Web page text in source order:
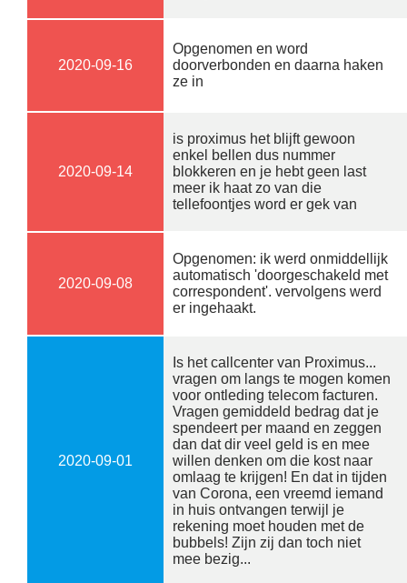
2020-09-16
Opgenomen en word
doorverbonden en daarna haken
ze in
2020-09-14
is proximus het blijft gewoon
enkel bellen dus nummer
blokkeren en je hebt geen last
meer ik haat zo van die
tellefoontjes word er gek van
2020-09-08
Opgenomen: ik werd onmiddellijk
automatisch 'doorgeschakeld met
correspondent'. vervolgens werd
er ingehaakt.
2020-09-01
Is het callcenter van Proximus...
vragen om langs te mogen komen
voor ontleding telecom facturen.
Vragen gemiddeld bedrag dat je
spendeert per maand en zeggen
dan dat dir veel geld is en mee
willen denken om die kost naar
omlaag te krijgen! En dat in tijden
van Corona, een vreemd iemand
in huis ontvangen terwijl je
rekening moet houden met de
bubbels! Zijn zij dan toch niet
mee bezig...